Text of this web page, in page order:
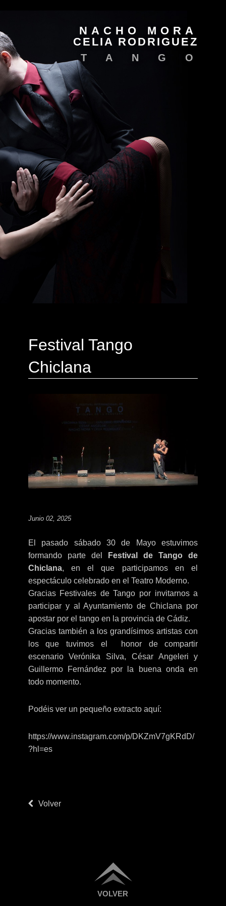
NACHO MORA
CELIA RODRIGUEZ
TANGO
Festival Tango
Chiclana
Junio 02, 2025
El pasado sábado 30 de Mayo estuvimos
formando parte del
Festival de Tango de
Chiclana, en el que participamos en el
espectáculo celebrado en el Teatro Moderno.
Gracias Festivales de Tango por invitarnos a
participar y al Ayuntamiento de Chiclana por
apostar por el tango en la provincia de Cádiz.
Gracias también a los grandísimos artistas con
los que tuvimos el honor de compartir
escenario Verónika Silva, César Angeleri y
Guillermo Fernández por la buena onda en
todo momento.
Podéis ver un pequeño extracto aquí:
https://www.instagram.com/p/DKZmV7gKRdD/
?hl=es
Volver
VOLVER